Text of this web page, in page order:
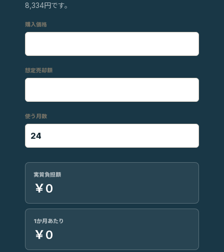
8,334円です。
購入価格
想定売却額
使う月数
実質負担額
￥0
1か月あたり
￥0